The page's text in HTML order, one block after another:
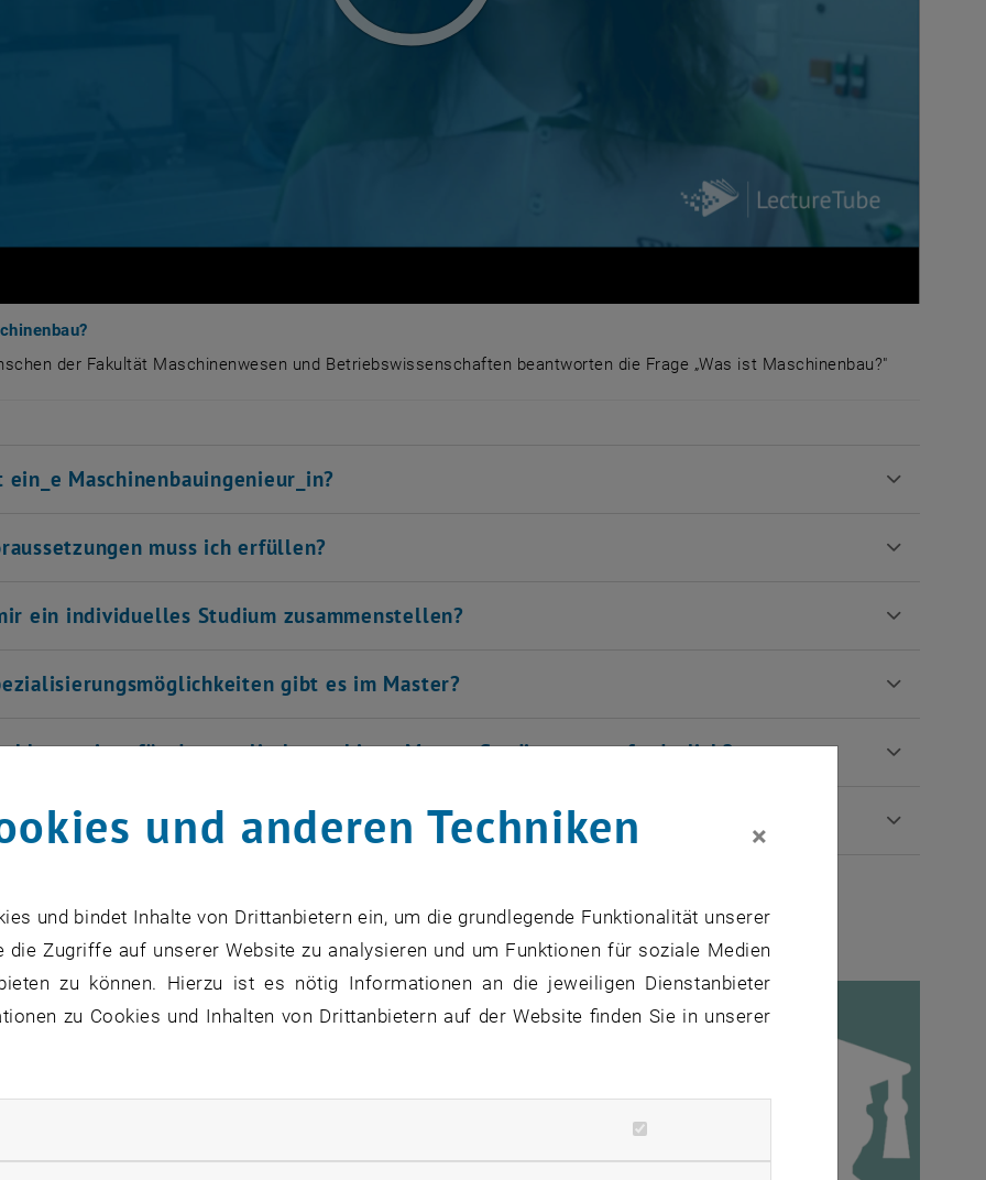
der Fakultät Maschinenwesen und Betriebswissenschaften beantworten die Frage „Was ist Maschinenbau?"
ein_e Maschinenbauingenieur_in?
muss ich erfüllen?
ein individuelles Studium zusammenstellen?
gibt es im Master?
für den englischsprachigen Master-Studiengang erforderlich?
kann ich in Englisch absolvieren?
und anderen Techniken ×
und bindet Inhalte von Drittanbietern ein, um die grundlegende Funktionalität unserer
Zugriffe auf unserer Website zu analysieren und um Funktionen für soziale Medien
zu können. Hierzu ist es nötig Informationen an die jeweiligen Dienstanbieter
zu Cookies und Inhalten von Drittanbietern auf der Website finden Sie in unserer